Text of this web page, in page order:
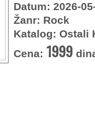
Datum: 2026-
Žanr: Rock
Katalog: Ostali
Cena: 1999